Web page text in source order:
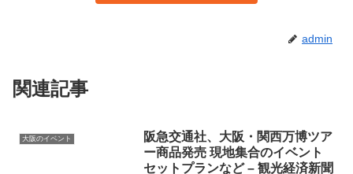
admin
関連記事
大阪のイベント 阪急交通社、 大阪 ・関西万博ツア
ー商品発売 現地集合のイベント
セットプランなど – 観光経済新聞